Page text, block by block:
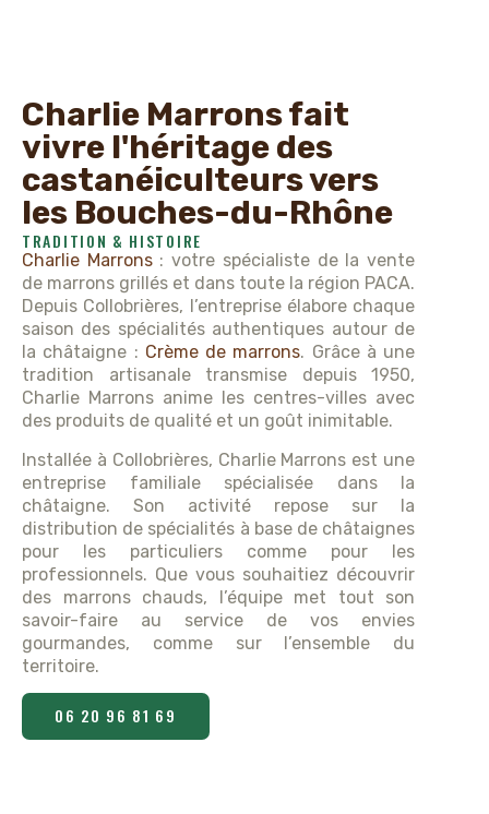
Charlie Marrons fait
vivre l'héritage des
castanéiculteurs vers
les Bouches-du-Rhône
TRADITION & HISTOIRE
Charlie Marrons: votre spécialiste de la vente
de marrons grillés et dans toute la région PACA.
Depuis Collobrières, l’entreprise élabore chaque
saison des spécialités authentiques autour de
la châtaigne : Crème de marrons. Grâce à une
tradition artisanale transmise depuis 1950,
Charlie Marrons anime les centres-villes avec
des produits de qualité et un goût inimitable.
Installée à Collobrières, Charlie Marrons est une
entreprise familiale spécialisée dans la
châtaigne. Son activité repose sur la
distribution de spécialités à base de châtaignes
pour les particuliers comme pour les
professionnels. Que vous souhaitiez découvrir
des marrons chauds, l’équipe met tout son
savoir-faire au service de vos envies
gourmandes, comme sur l’ensemble du
territoire.
06 20 96 81 69